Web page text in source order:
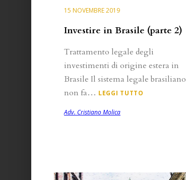
15 NOVEMBRE 2019
Investire in Brasile (parte 2)
Trattamento legale degli
investimenti di origine estera in
Brasile Il sistema legale brasiliano
non fa… LEGGI TUTTO
Adv. Cristiano Molica